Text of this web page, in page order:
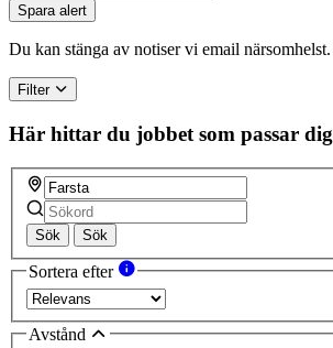
Spara alert
Du kan stänga av notiser vi email närsomhelst.
Filter
Här hittar du jobbet som passar dig
Sök Sök
Sortera efter
Avstånd